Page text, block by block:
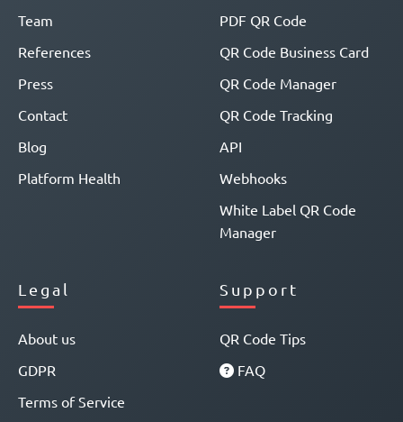
Team
References
Press
Contact
Blog
Platform Health
PDF QR Code
QR Code Business Card
QR Code Manager
QR Code Tracking
API
Webhooks
White Label QR Code
Manager
Legal
About us
GDPR
Terms of Service
Support
QR Code Tips
FAQ